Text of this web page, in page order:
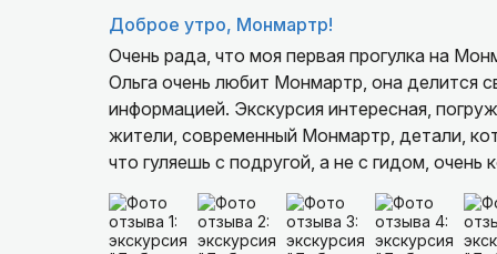
Доброе утро, Монмартр!
Очень рада, что моя первая прогулка на
Ольга очень любит Монмартр, она делится
информацией. Экскурсия интересная,
жители, современный Монмартр, детали,
что гуляешь с подругой, а не с гидом,
Монмартр.